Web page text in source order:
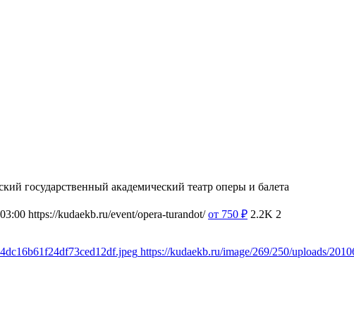
государственный академический театр оперы и балета
https://kudaekb.ru/event/opera-turandot/ от 750 ₽ 2.2K 2
https://kudaekb.ru/image/269/250/uploads/